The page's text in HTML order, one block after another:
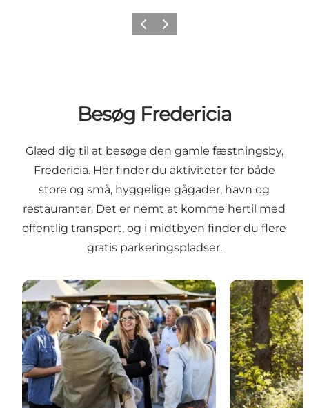
Forrige billede
Næste billede
Besøg Fredericia
Glæd dig til at besøge den gamle fæstningsby,
Fredericia. Her finder du aktiviteter for både
store og små, hyggelige gågader, havn og
restauranter. Det er nemt at komme hertil med
offentlig transport, og i midtbyen finder du flere
gratis parkeringspladser.
Aktiviteter og events 10 gratis